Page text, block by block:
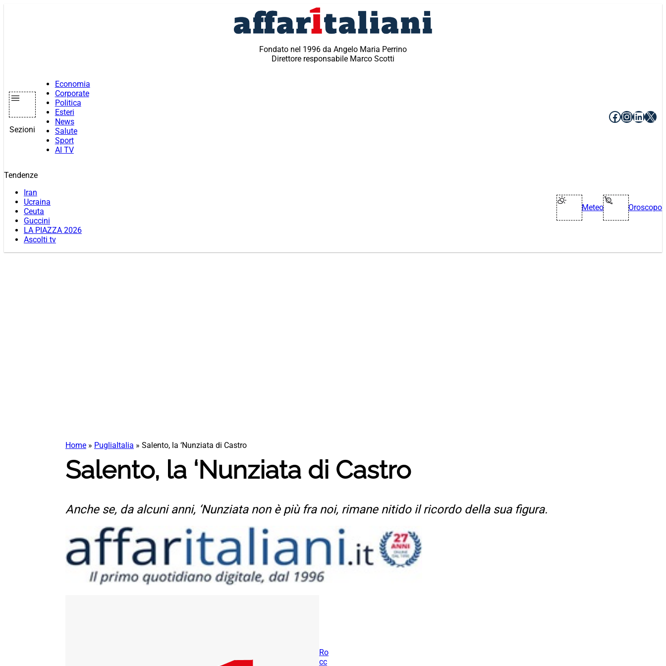
Fondato nel 1996 da Angelo Maria Perrino
Direttore responsabile Marco Scotti
Sezioni
Economia
Corporate
Politica
Esteri
News
Salute
Sport
AI TV
Facebook
X
Tendenze
Iran
Ucraina
Ceuta
Guccini
LA PIAZZA 2026
Ascolti tv
Meteo Oroscopo
Home » PugliaItalia » Salento, la ‘Nunziata di Castro
Salento, la ‘Nunziata di Castro
Anche se, da alcuni anni, ‘Nunziata non è più fra noi, rimane nitido il ricordo della sua figura.
Ro
cc